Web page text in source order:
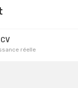
réelle